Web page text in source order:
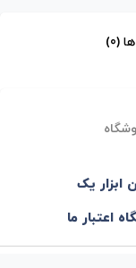
(0)
ابزار یک
اعتبار ما